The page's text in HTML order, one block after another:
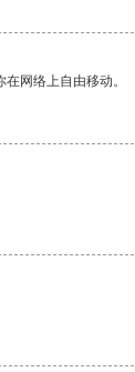
网络上自由移动。